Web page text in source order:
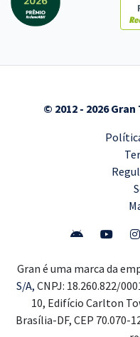
© 2012 - 2026
Gran é uma marca da
S/A, CNPJ: 18.260.822/
10, Edifício Carlton
Brasília-DF, CEP 70.070-